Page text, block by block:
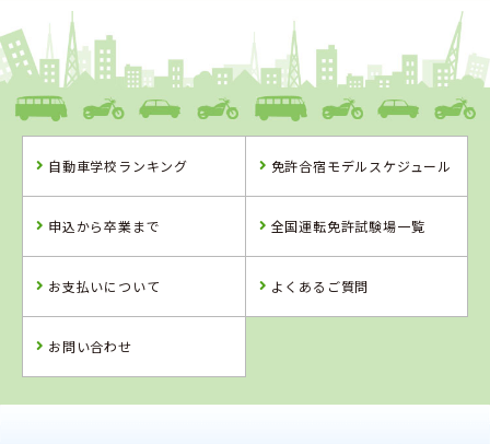
1
島根県
浜乃木ドライビングスクール
詳 細 予 約
ングスクール
詳 細
詳 細
車学校
詳 細
4位 5
自動車学校ランキング 免許合宿モデルスケジュール
申込から卒業まで 全国運転免許試験場一覧
お支払いについて よくあるご質問
お問い合わせ